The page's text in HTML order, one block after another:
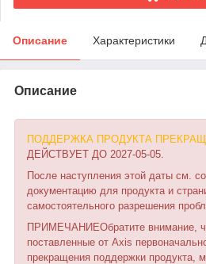
Описание Характеристики
Описание
ПОДДЕРЖКА ПРОДУКТА
ДЕЙСТВУЕТ ДО 2027-05-05.
После наступления этой даты см.
документацию для продукта и
самостоятельного разрешения
ПРИМЕЧАНИЕОбратите внимание,
поставленные от Axis
прекращения поддержки продукта,